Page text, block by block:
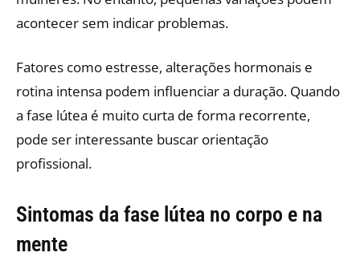
acontecer sem indicar problemas.
Fatores como estresse, alterações hormonais e
rotina intensa podem influenciar a duração. Quando
a fase lútea é muito curta de forma recorrente,
pode ser interessante buscar orientação
profissional.
Sintomas da fase lútea no corpo e na
mente